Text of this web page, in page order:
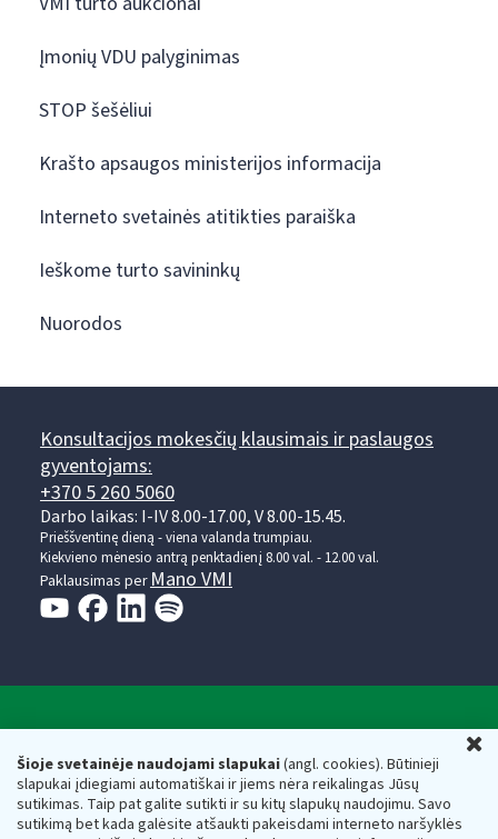
Šioje svetainėje naudojami slapukai(angl. cookies). Būtinieji
slapukai įdiegiami automatiškai ir jiems nėra reikalingas Jūsų
sutikimas. Taip pat galite sutikti ir su kitų slapukų naudojimu. Savo
sutikimą bet kada galėsite atšaukti pakeisdami interneto naršyklės
Įmonių VDU palyginimas
STOP šešėliui
Krašto apsaugos ministerijos informacija
Interneto svetainės atitikties paraiška
Ieškome turto savininkų
Nuorodos
Konsultacijos mokesčių klausimais ir paslaugos
gyventojams:
+370 5 260 5060
Darbo laikas: I-IV 8.00-17.00, V 8.00-15.45.
Prieššventinę dieną - viena valanda trumpiau.
Kiekvieno mėnesio antrą penktadienį 8.00 val. - 12.00 val.
Paklausimas per Mano VMI
Respublikos finansų ministerijos
Biudžetinė įstaiga. Juridinio asmens kodas — 188659752,
adresas: Vasario 16-osios g. 14, 01107 Vilnius, Lietuva, el.paštas: